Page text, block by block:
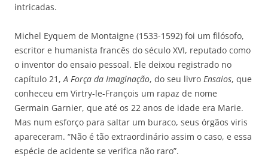
intricadas.
Michel Eyquem de Montaigne (1533-1592) foi um filósofo,
escritor e humanista francês do século XVI, reputado como
o inventor do ensaio pessoal. Ele deixou registrado no
capítulo 21, A Força da Imaginação, do seu livro Ensaios, que
conheceu em Virtry-le-François um rapaz de nome
Germain Garnier, que até os 22 anos de idade era Marie.
Mas num esforço para saltar um buraco, seus órgãos viris
apareceram. “Não é tão extraordinário assim o caso, e essa
espécie de acidente se verifica não raro”.